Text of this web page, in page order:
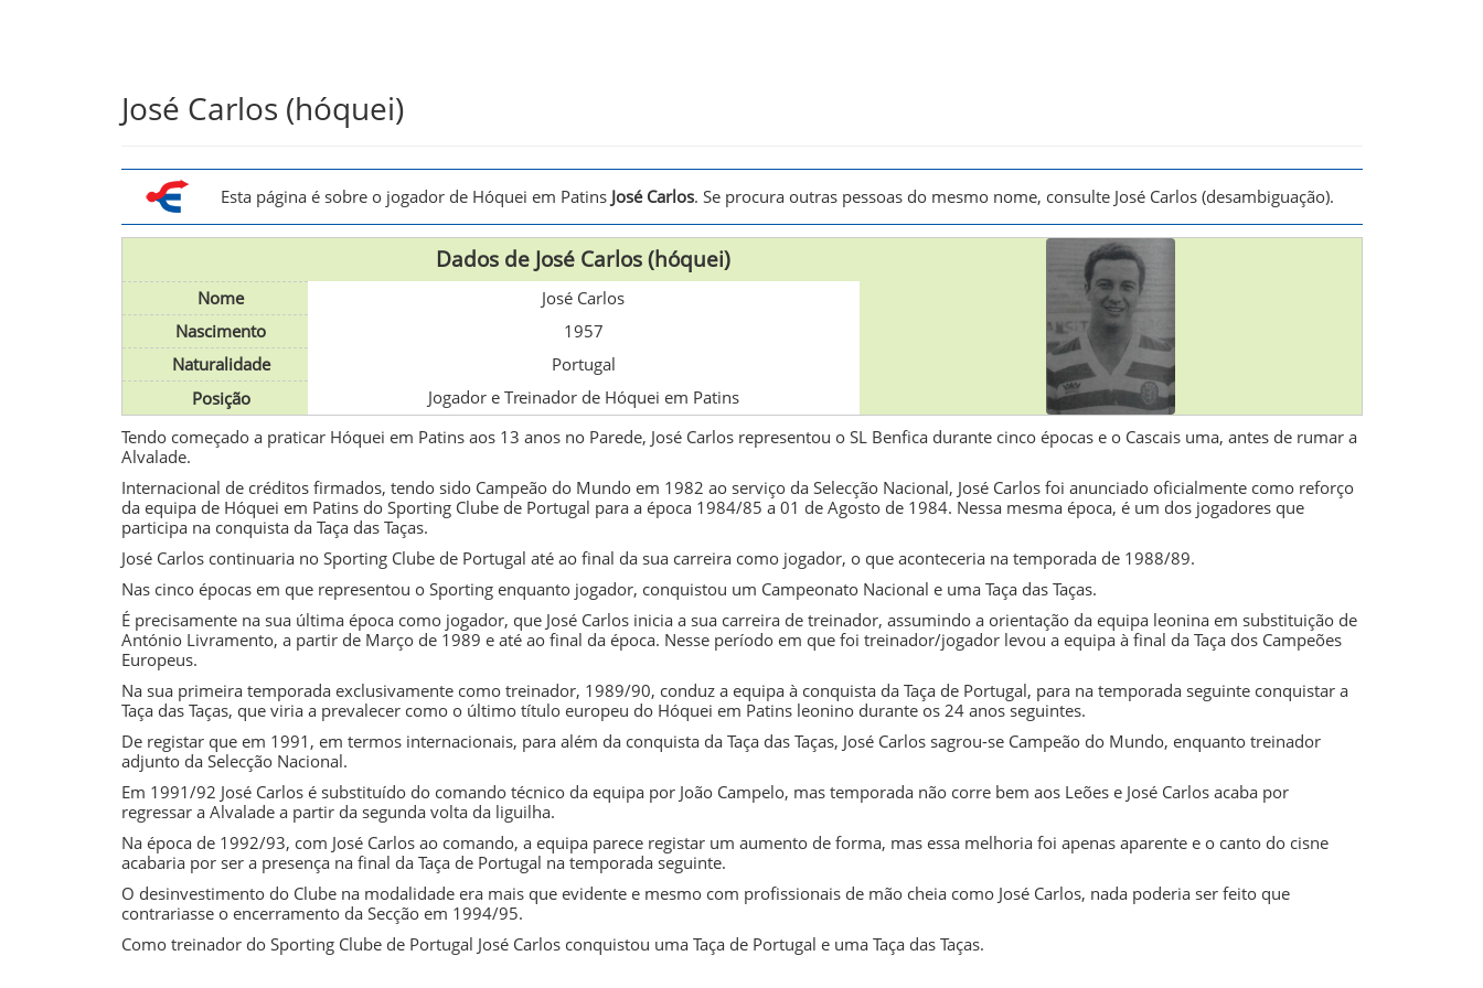
José Carlos (hóquei)
Esta página é sobre o jogador de Hóquei em Patins José Carlos. Se procura outras pessoas do mesmo nome, consulte José Carlos (desambiguação).
Dados de José Carlos (hóquei)
Nome
José Carlos
Nascimento
1957
Naturalidade
Portugal
Posição
Jogador e Treinador de Hóquei em Patins
Tendo começado a praticar Hóquei em Patins aos 13 anos no Parede, José Carlos representou o SL Benfica durante cinco épocas e o Cascais uma, antes de rumar a
Alvalade.
Internacional de créditos firmados, tendo sido Campeão do Mundo em 1982 ao serviço da Selecção Nacional, José Carlos foi anunciado oficialmente como reforço
da equipa de Hóquei em Patinsdo Sporting Clube de Portugal para a época 1984/85 a 01 de Agosto de 1984. Nessa mesma época, é um dos jogadores que
participa na conquista da Taça das Taças.
José Carlos continuaria no Sporting Clube de Portugal até ao final da sua carreira como jogador, o que aconteceria na temporada de 1988/89.
Nas cinco épocas em que representou o Sportingenquanto jogador, conquistou um Campeonato Nacional e uma Taça das Taças.
É precisamente na sua última época como jogador, que José Carlos inicia a sua carreira de treinador, assumindo a orientação da equipa leonina em substituição de
António Livramento, a partir de Março de 1989 e até ao final da época. Nesse período em que foi treinador/jogador levou a equipa à final da Taça dos Campeões
Europeus.
Na sua primeira temporada exclusivamente como treinador, 1989/90, conduz a equipa à conquista da Taça de Portugal, para na temporada seguinte conquistar a
Taça das Taças, que viria a prevalecer como o último título europeu do Hóquei em Patinsleonino durante os 24 anos seguintes.
De registar que em 1991, em termos internacionais, para além da conquista da Taça das Taças, José Carlos sagrou-se Campeão do Mundo, enquanto treinador
adjunto da Selecção Nacional.
Em 1991/92 José Carlos é substituído do comando técnico da equipa por João Campelo, mas temporada não corre bem aos Leões e José Carlos acaba por
regressar a Alvalade a partir da segunda volta da liguilha.
Na época de 1992/93, com José Carlos ao comando, a equipa parece registar um aumento de forma, mas essa melhoria foi apenas aparente e o canto do cisne
acabaria por ser a presença na final da Taça de Portugal na temporada seguinte.
O desinvestimento do Clube na modalidade era mais que evidente e mesmo com profissionais de mão cheia como José Carlos, nada poderia ser feito que
contrariasse o encerramento da Secção em 1994/95.
Como treinador do Sporting Clube de Portugal José Carlos conquistou uma Taça de Portugal e uma Taça das Taças.